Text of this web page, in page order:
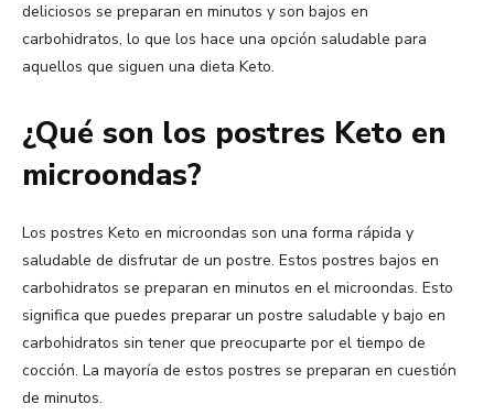
deliciosos se preparan en minutos y son bajos en
carbohidratos, lo que los hace una opción saludable para
aquellos que siguen una dieta Keto.
¿Qué son los postres Keto en
microondas?
Los postres Keto en microondas son una forma rápida y
saludable de disfrutar de un postre. Estos postres bajos en
carbohidratos se preparan en minutos en el microondas. Esto
significa que puedes preparar un postre saludable y bajo en
carbohidratos sin tener que preocuparte por el tiempo de
cocción. La mayoría de estos postres se preparan en cuestión
de minutos.